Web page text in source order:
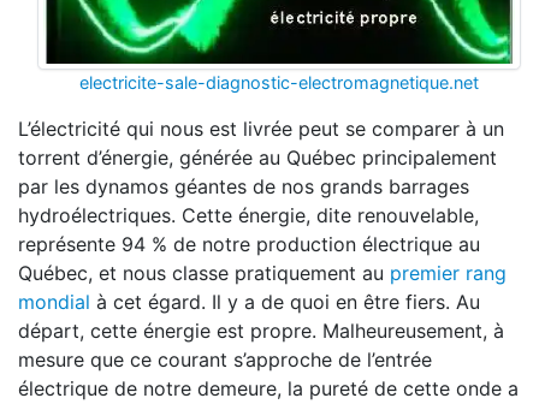
electricite-sale-diagnostic-electromagnetique.net
L’électricité qui nous est livrée peut se comparer à un
torrent d’énergie, générée au Québec principalement
par les dynamos géantes de nos grands barrages
hydroélectriques. Cette énergie, dite renouvelable,
représente 94 % de notre production électrique au
Québec, et nous classe pratiquement au premier rang
mondial à cet égard. Il y a de quoi en être fiers. Au
départ, cette énergie est propre. Malheureusement, à
mesure que ce courant s’approche de l’entrée
électrique de notre demeure, la pureté de cette onde a